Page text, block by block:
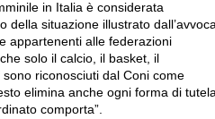
in Italia è considerata
della situazione illustrato
appartenenti alle federazioni
solo il calcio, il basket, il
riconosciuti dal Coni come
elimina anche ogni forma di
comporta”.